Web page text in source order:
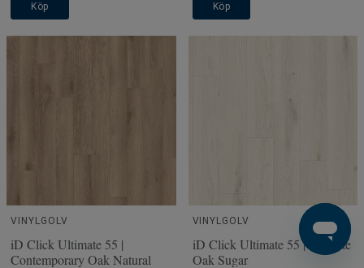
Köp Köp
VINYLGOLV
iD Click Ultimate 55 |
Contemporary Oak Natural
VINYLGOLV
iD Click Ultimate 55 | Delicate
Oak Sugar